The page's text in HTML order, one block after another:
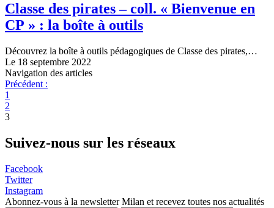
Classe des pirates – coll. « Bienvenue en
CP » : la boîte à outils
Découvrez la boîte à outils pédagogiques de Classe des pirates,…
Le 18 septembre 2022
Navigation des articles
Précédent :
1
2
3
Suivez-nous sur les réseaux
Facebook
Twitter
Instagram
Abonnez-vous à la newsletter Milan et recevez toutes nos actualités